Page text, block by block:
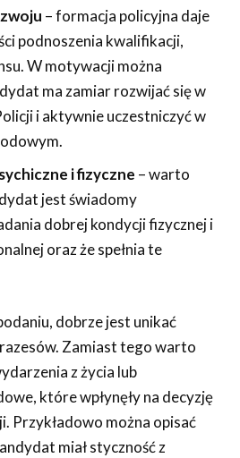
– formacja policyjna daje
podnoszenia kwalifikacji,
W motywacji można
ma zamiar rozwijać się w
i aktywnie uczestniczyć w
i fizyczne – warto
jest świadomy
dobrej kondycji fizycznej i
oraz że spełnia te
dobrze jest unikać
Zamiast tego warto
z życia lub
które wpłynęły na decyzję
Przykładowo można opisać
miał styczność z